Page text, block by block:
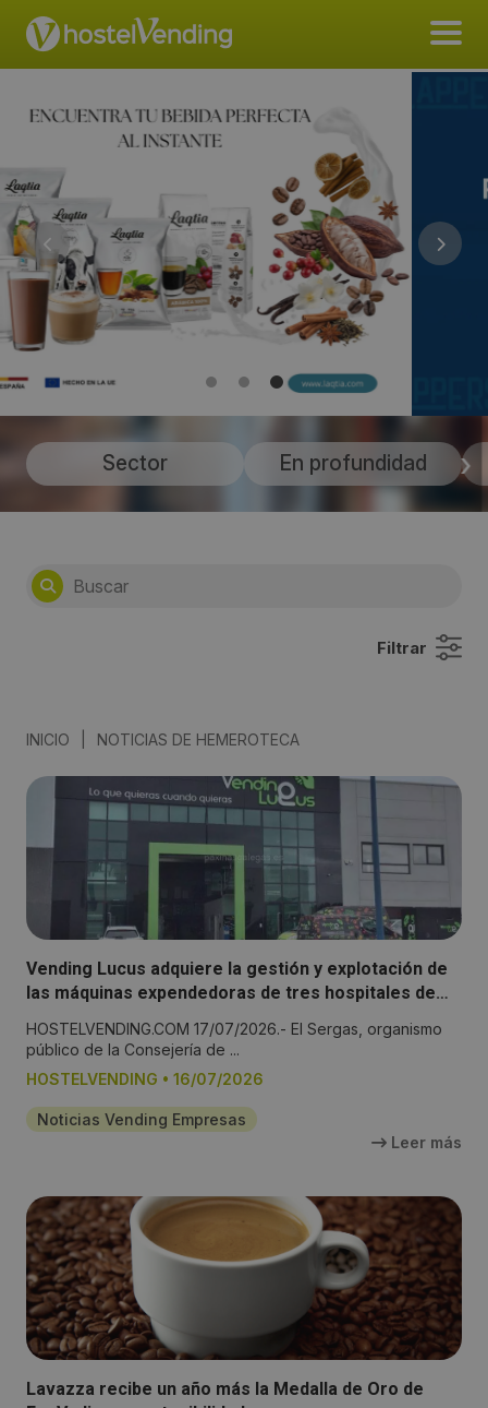
Sector En profundidad
Filtrar
INICIO NOTICIAS DE HEMEROTECA
Vending Lucus adquiere la gestión y explotación de
las máquinas expendedoras de tres hospitales de
HOSTELVENDING.COM 17/07/2026.- El Sergas, organismo
público de la Consejería de ...
HOSTELVENDING • 16/07/2026
Noticias Vending Empresas
Leer más
Lavazza recibe un año más la Medalla de Oro de